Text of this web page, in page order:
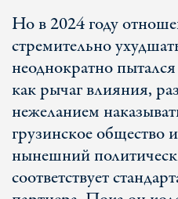
Но в 2024 году
стремительно
неоднократно
как рычаг влияния,
нежеланием
грузинское общество
нынешний
соответствует